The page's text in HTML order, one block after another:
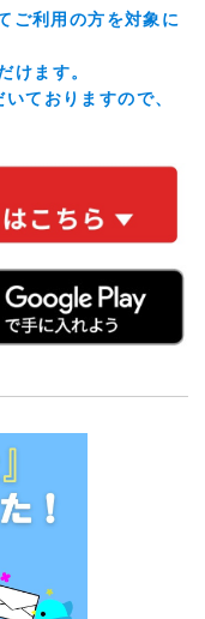
ご利用の方を対象に
けます。
ておりますので、